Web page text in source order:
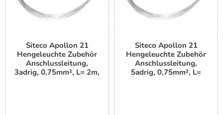
Siteco Apollon 21
Hengeleuchte Zubehör
Anschlussleitung,
3adrig, 0,75mm², L= 2m,
Siteco Apollon 21
Hengeleuchte Zubehör
Anschlussleitung,
5adrig, 0,75mm², L=